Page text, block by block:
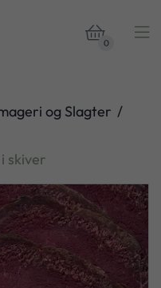


0
og Slagter
skiver